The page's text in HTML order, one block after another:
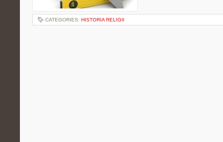
CATEGORIES: HISTORIA RELIGII